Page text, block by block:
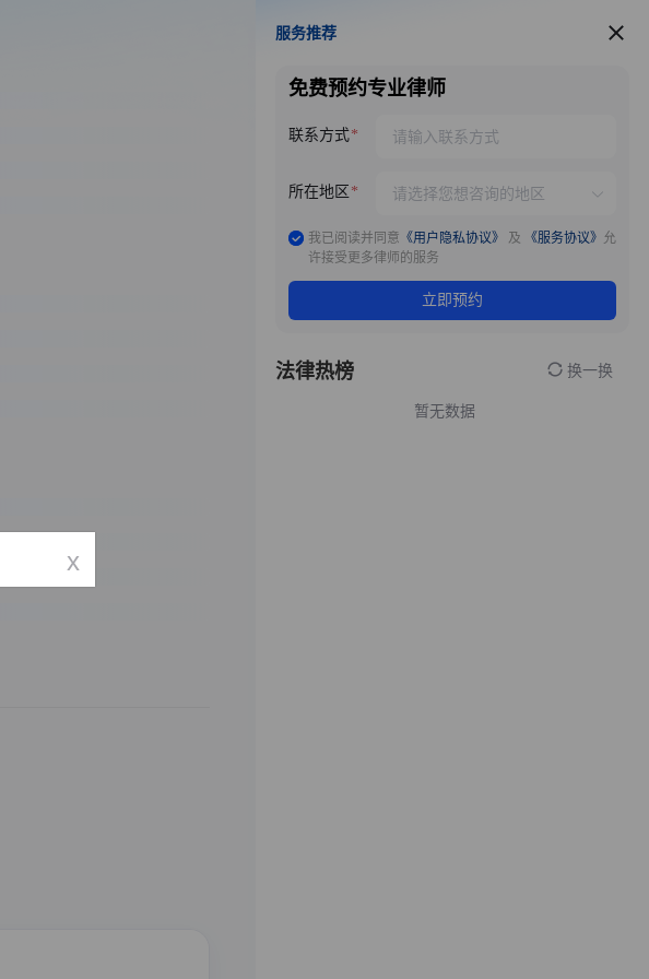
服务推荐
服务推荐
免费预约专业律师
联系方式
所在地区
我已阅读并同意 《用户隐私协议》 及 《服务协议》 允
许接受更多律师的服务
立即预约
法律热榜 换一换
暂无数据
x